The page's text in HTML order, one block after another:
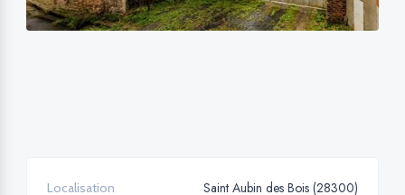
Localisation Saint Aubin des Bois (28300)